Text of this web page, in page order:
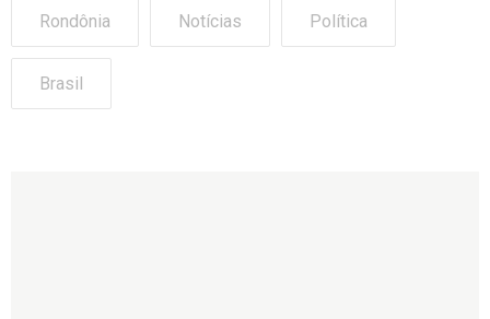
Rondônia Notícias Política
Brasil